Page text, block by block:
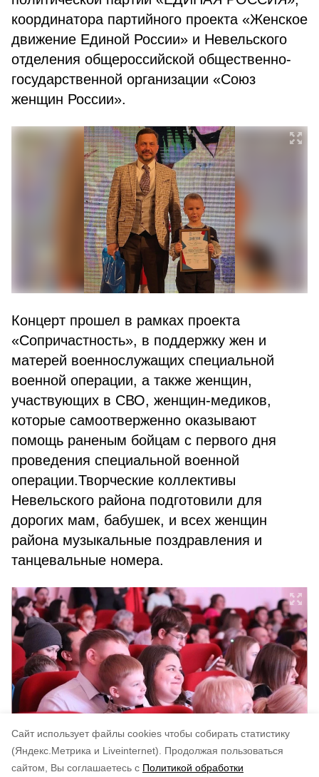
Cайт использует файлы cookies чтобы собирать статистику
(Яндекс.Метрика и Liveinternet).
Продолжая пользоваться
сайтом, Вы соглашаетесь с Политикой обработки
координатора партийного проекта «Женское
движение Единой России» и Невельского
отделения общероссийской общественно-
государственной организации «Союз
женщин России».
Концерт прошел в рамках проекта
«Сопричастность», в поддержку жен и
матерей военнослужащих специальной
военной операции, а также женщин,
участвующих в СВО, женщин-медиков,
которые самоотверженно оказывают
помощь раненым бойцам с первого дня
проведения специальной военной
операции.Творческие коллективы
Невельского района подготовили для
дорогих мам, бабушек, и всех женщин
района музыкальные поздравления и
танцевальные номера.